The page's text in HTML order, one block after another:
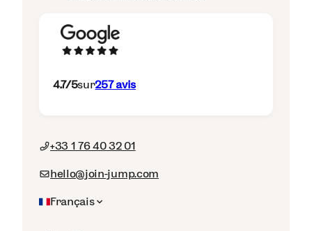
4.7/5sur257avis
+33 1 76 40 32 01
hello@join-jump.com
Français